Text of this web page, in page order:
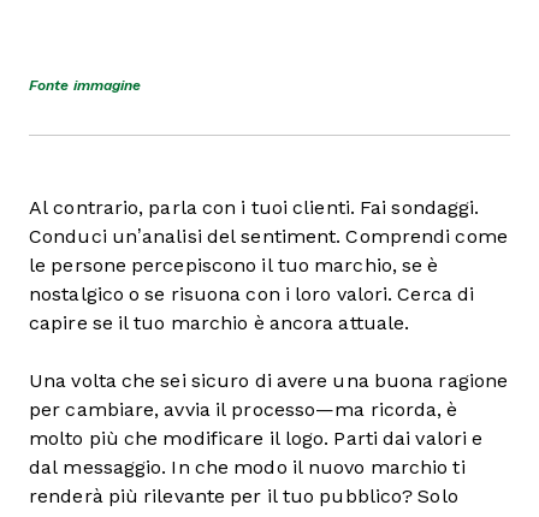
Fonte immagine
Al contrario, parla con i tuoi clienti. Fai sondaggi.
Conduci un’analisi del sentiment. Comprendi come
le persone percepiscono il tuo marchio, se è
nostalgico o se risuona con i loro valori. Cerca di
capire se il tuo marchio è ancora attuale.
Una volta che sei sicuro di avere una buona ragione
per cambiare, avvia il processo—ma ricorda, è
molto più che modificare il logo. Parti dai valori e
dal messaggio. In che modo il nuovo marchio ti
renderà più rilevante per il tuo pubblico? Solo